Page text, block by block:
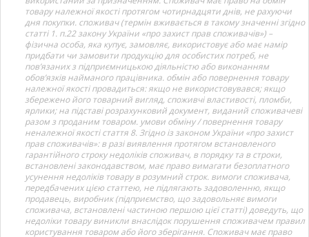
товару належної якості протягом чотирнадцяти днів, не рахуючи
дня покупки. споживач (термін вживається в такому значенні згідно
статті 1. п.22 закону України «про захист прав споживачів») –
фізична особа, яка купує, замовляє, використовує або має намір
придбати чи замовити продукцію для особистих потреб, не
пов’язаних з підприємницькою діяльністю або виконанням
обов’язків найманого працівника. обмін або повернення товару
належної якості провадиться: якщо не використовувався; якщо
збережено його товарний вигляд, споживчі властивості, пломби,
ярлики; на підставі розрахунковий документ, виданий споживачеві
разом з проданим товаром. умови обміну / повернення товару
неналежної якості стаття 8. Згідно із законом України «про захист
прав споживачів»: в разі виявлення протягом встановленого
гарантійного строку недоліків споживач, в порядку та в строки,
встановлені законодавством, має право вимагати безоплатного
усунення недоліків товару в розумний строк. вимоги споживача,
передбачених цією статтею, не підлягають задоволенню, якщо
продавець, виробник (підприємство, що задовольняє вимоги
споживача, встановлені частиною першою цієї статті) доведуть, що
недоліки товару виникли внаслідок порушення споживачем правил
користування товаром або його зберігання. Споживач має право